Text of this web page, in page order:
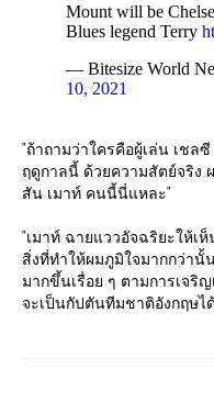
Mount will be
Blues legend Terry
— Bitesize World
10, 2021
"ถ้าถามว่าใครคือผู้เล่น เชล
ฤดูกาลนี้ ด้วยความสัตย์จริง
สัน เมาท์ คนนี้นี่แหละ"
"เมาท์ ฉายแววอัจฉริยะให้เ
สิ่งที่ทำให้ผมภูมิใจมากกว่านั้
มากขึ้นเรื่อย ๆ ตามการเจริ
จะเป็นกัปตันทีมชาติอังกฤษไ